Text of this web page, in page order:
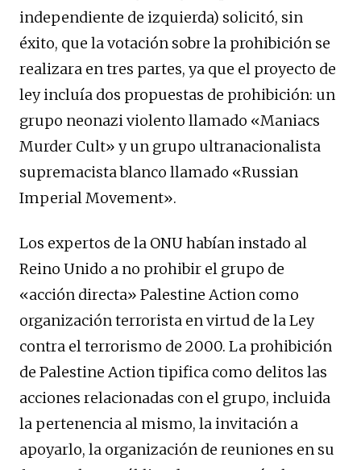
independiente de izquierda) solicitó, sin
éxito, que la votación sobre la prohibición se
realizara en tres partes, ya que el proyecto de
ley incluía dos propuestas de prohibición: un
grupo neonazi violento llamado «Maniacs
Murder Cult» y un grupo ultranacionalista
supremacista blanco llamado «Russian
Imperial Movement».
Los expertos de la ONU habían instado al
Reino Unido a no prohibir el grupo de
«acción directa» Palestine Action como
organización terrorista en virtud de la Ley
contra el terrorismo de 2000. La prohibición
de Palestine Action tipifica como delitos las
acciones relacionadas con el grupo, incluida
la pertenencia al mismo, la invitación a
apoyarlo, la organización de reuniones en su